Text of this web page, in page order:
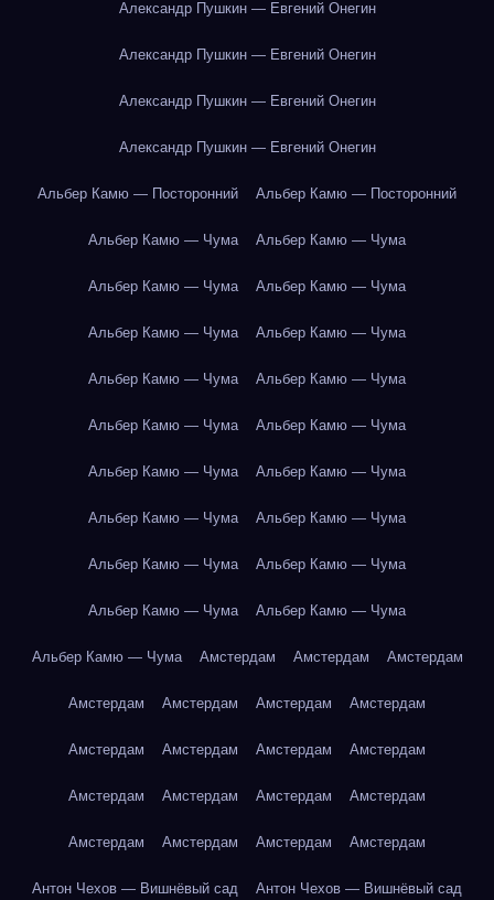
Александр Пушкин — Евгений Онегин
Александр Пушкин — Евгений Онегин
Александр Пушкин — Евгений Онегин
Александр Пушкин — Евгений Онегин
Альбер Камю — Посторонний Альбер Камю — Посторонний
Альбер Камю — Чума Альбер Камю — Чума
Альбер Камю — Чума Альбер Камю — Чума
Альбер Камю — Чума Альбер Камю — Чума
Альбер Камю — Чума Альбер Камю — Чума
Альбер Камю — Чума Альбер Камю — Чума
Альбер Камю — Чума Альбер Камю — Чума
Альбер Камю — Чума Альбер Камю — Чума
Альбер Камю — Чума Альбер Камю — Чума
Альбер Камю — Чума Альбер Камю — Чума
Альбер Камю — Чума Амстердам Амстердам Амстердам
Амстердам Амстердам Амстердам Амстердам
Амстердам Амстердам Амстердам Амстердам
Амстердам Амстердам Амстердам Амстердам
Амстердам Амстердам Амстердам Амстердам
Антон Чехов — Вишнёвый сад Антон Чехов — Вишнёвый сад